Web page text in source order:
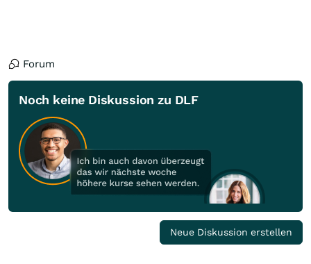
Forum
Noch keine Diskussion zu DLF
Neue Diskussion erstellen